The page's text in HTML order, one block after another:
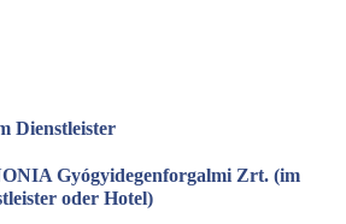
Dienstleister
Gyógyidegenforgalmi Zrt. (im
oder Hotel)